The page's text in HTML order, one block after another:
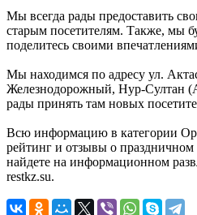
Мы всегда рады предоставить
старым посетителям. Также, мы
поделитесь своими
Мы находимся по адресу ул.
Железнодорожный, Нур-Султан
рады принять там новых
Всю информацию в категории
рейтинг и отзывы о
найдете на информационном
restkz.su.